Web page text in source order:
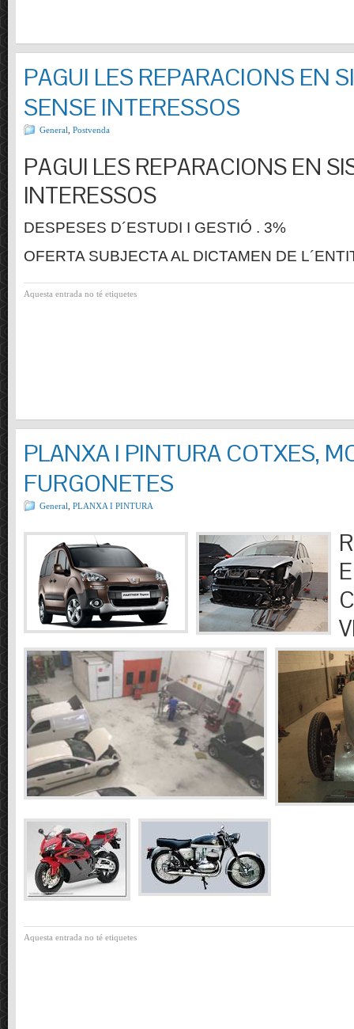
PAGUI LES REPARACIONS EN
SENSE INTERESSOS
General Postvenda
PAGUI LES REPARACIONS EN
INTERESSOS
DESPESES D´ESTUDI I GESTIÓ . 3%
OFERTA SUBJECTA AL DICTAMEN DE
Aquesta entrada no té etiquetes
PLANXA I PINTURA COTXES,
FURGONETES
General PLANXA I PINTURA
Aquesta entrada no té etiquetes